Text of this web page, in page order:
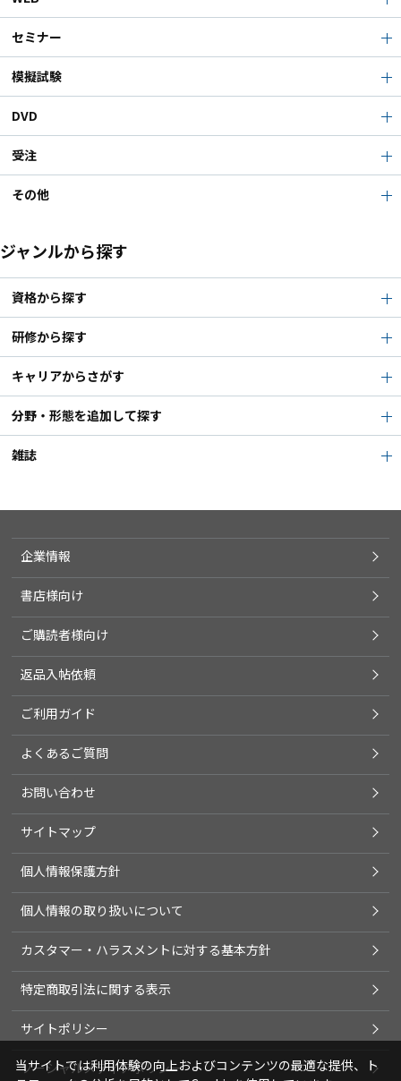
セミナー
模擬試験
DVD
受注
その他
ジャンルから探す
資格から探す
研修から探す
キャリアからさがす
分野・形態を追加して探す
雑誌
企業情報
書店様向け
ご購読者様向け
返品入帖依頼
ご利用ガイド
よくあるご質問
お問い合わせ
サイトマップ
個人情報保護方針
個人情報の取り扱いについて
カスタマー・ハラスメントに対する基本方針
特定商取引法に関する表示
サイトポリシー
ソーシャルメディアポリシー
当サイトでは利用体験の向上およびコンテンツの最適な提供、ト